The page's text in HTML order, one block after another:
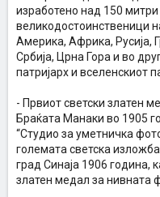
изработено над 150
великодостоинственици
Америка, Африка, Русија,
Србија, Црна Гора и во
патријарх и вселенскиот
- Првиот светски златен
Браќата Манаки во 1905
“Студио за уметничка
големата светска
град Синаја 1906 година,
златен медал за нивната